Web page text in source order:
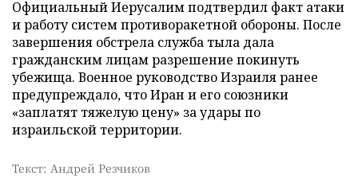
Официальный Иерусалим подтвердил факт атаки
и работу систем противоракетной обороны. После
завершения обстрела служба тыла дала
гражданским лицам разрешение покинуть
убежища. Военное руководство Израиля ранее
предупреждало, что Иран и его союзники
«заплатят тяжелую цену» за удары по
израильской территории.
Текст: Андрей Резчиков